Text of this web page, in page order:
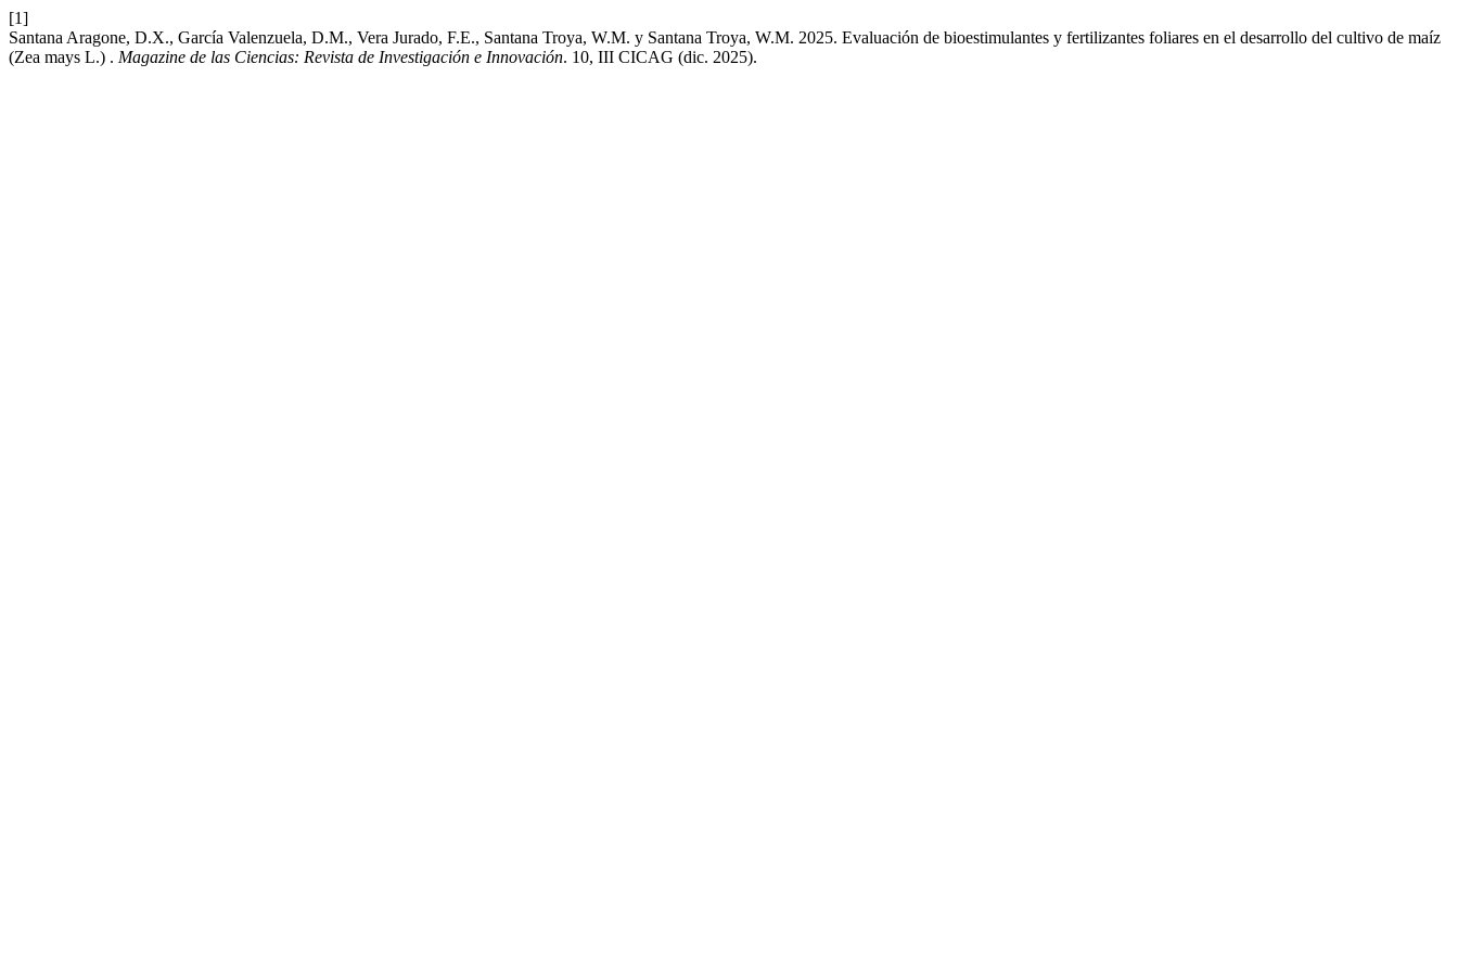
[1]
Santana Aragone, D.X., García Valenzuela, D.M., Vera Jurado, F.E., Santana Troya, W.M. y Santana Troya, W.M. 2025. Evaluación de bioestimulantes y fertilizantes foliares en el desarrollo del cultivo de maíz
(Zea mays L.) . Magazine de las Ciencias: Revista de Investigación e Innovación. 10, III CICAG (dic. 2025).